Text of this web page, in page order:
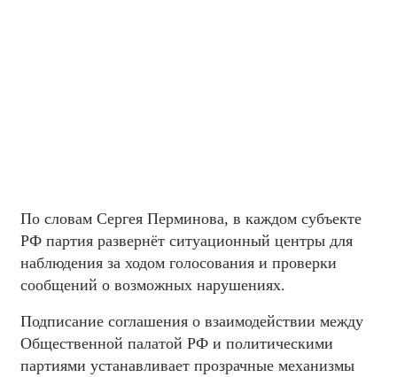
По словам Сергея Перминова, в каждом субъекте
РФ партия развернёт ситуационный центры для
наблюдения за ходом голосования и проверки
сообщений о возможных нарушениях.
Подписание соглашения о взаимодействии между
Общественной палатой РФ и политическими
партиями устанавливает прозрачные механизмы